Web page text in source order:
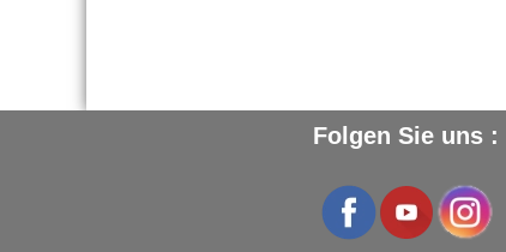
Folgen Sie uns :